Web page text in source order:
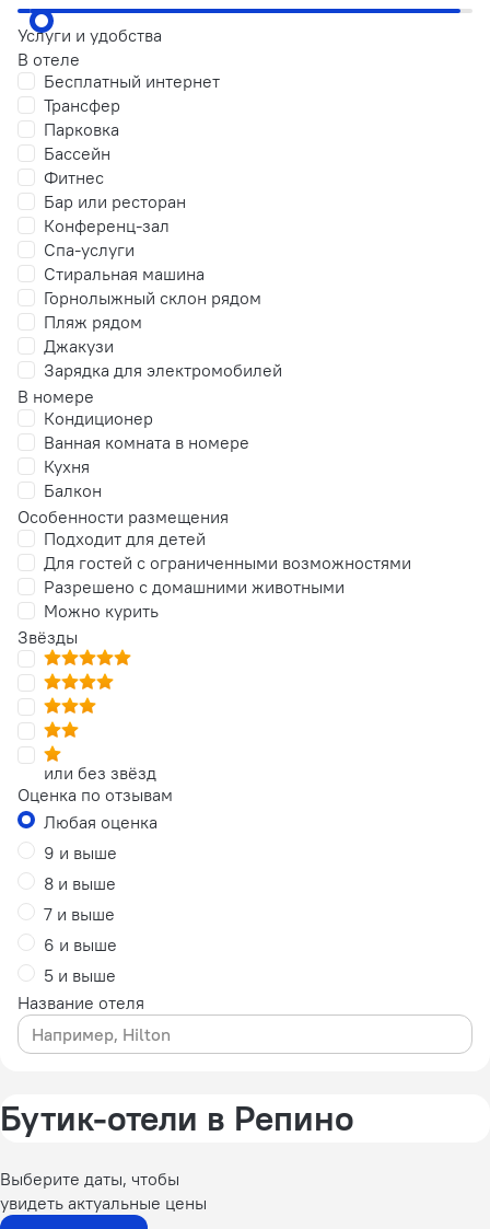
Услуги и удобства
В отеле
Бесплатный интернет
Трансфер
Парковка
Бассейн
Фитнес
Бар или ресторан
Конференц-зал
Спа-услуги
Стиральная машина
Горнолыжный склон рядом
Пляж рядом
Джакузи
Зарядка для электромобилей
В номере
Кондиционер
Ванная комната в номере
Кухня
Балкон
Особенности размещения
Подходит для детей
Для гостей с ограниченными возможностями
Разрешено с домашними животными
Можно курить
Звёзды
или без звёзд
Оценка по отзывам
Любая оценка
9 и выше
8 и выше
7 и выше
6 и выше
5 и выше
Название отеля
Бутик-отели в Репино
Выберите даты, чтобы
увидеть актуальные цены